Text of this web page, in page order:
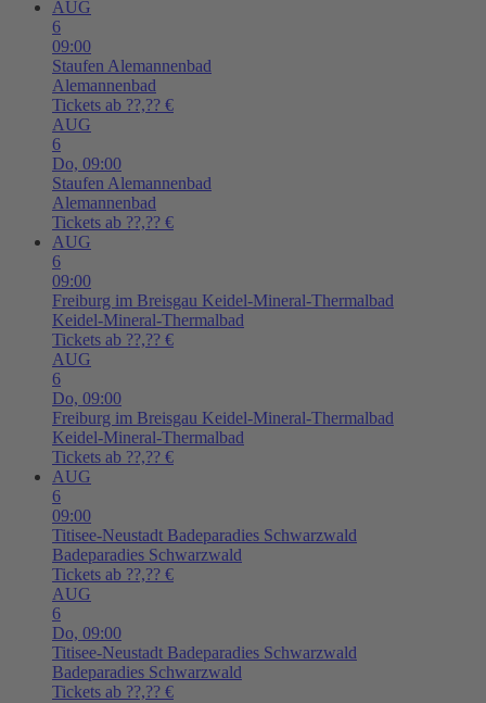
AUG
6
09:00
Staufen Alemannenbad
Alemannenbad
Tickets ab ??,?? €
AUG
6
Do, 09:00
Staufen Alemannenbad
Alemannenbad
Tickets ab ??,?? €
AUG
6
09:00
Freiburg im Breisgau Keidel-Mineral-Thermalbad
Keidel-Mineral-Thermalbad
Tickets ab ??,?? €
AUG
6
Do, 09:00
Freiburg im Breisgau Keidel-Mineral-Thermalbad
Keidel-Mineral-Thermalbad
Tickets ab ??,?? €
AUG
6
09:00
Titisee-Neustadt Badeparadies Schwarzwald
Badeparadies Schwarzwald
Tickets ab ??,?? €
AUG
6
Do, 09:00
Titisee-Neustadt Badeparadies Schwarzwald
Badeparadies Schwarzwald
Tickets ab ??,?? €